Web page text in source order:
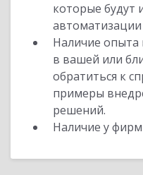
которые будут
Наличие
в вашей или
обратиться к
примеры
решений.
Наличие у